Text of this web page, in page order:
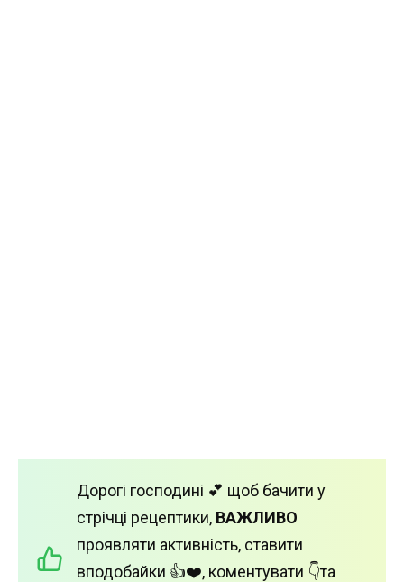
Дорогі господині 💕 щоб бачити у
стрічці рецептики, ВАЖЛИВО
проявляти активність, ставити
вподобайки 👍❤️, коментувати 👇та